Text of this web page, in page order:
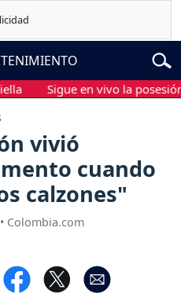
Sigue en vivo la posesión
vivió
cuando
calzones"
Colombia.com